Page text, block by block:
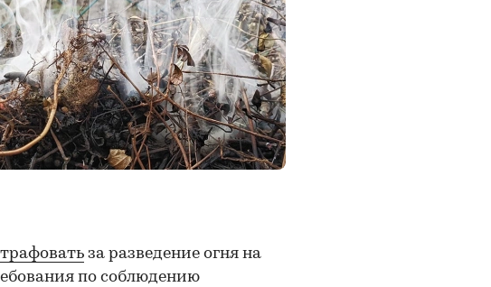
за разведение огня на
по соблюдению